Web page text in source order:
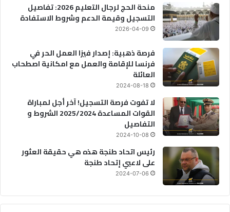
منحة الحج لرجال التعليم 2026: تفاصيل
التسجيل وقيمة الدعم وشروط الاستفادة
2026-04-09
فرصة ذهبية: إصدار فيزا العمل الحر في
فرنسا للإقامة والعمل مع امكانية اصطحاب
العائلة
2024-08-18
لا تفوت فرصة التسجيل! آخر أجل لمباراة
القوات المساعدة 2025/2024 الشروط و
التفاصيل
2024-10-08
رئيس اتحاد طنجة هذه هي حقيقة العثور
على لاعبي إتحاد طنجة
2024-07-06